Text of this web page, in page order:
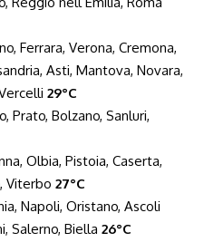
Ferrara, Verona, Cremona,
Asti, Mantova, Novara,
29°C
Prato, Bolzano, Sanluri,
Olbia, Pistoia, Caserta,
Viterbo 27°C
Napoli, Oristano, Ascoli
Salerno, Biella 26°C